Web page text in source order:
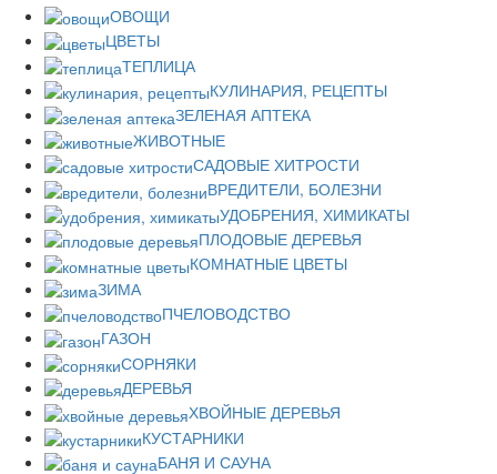
ОВОЩИ
ЦВЕТЫ
ТЕПЛИЦА
КУЛИНАРИЯ, РЕЦЕПТЫ
ЗЕЛЕНАЯ АПТЕКА
ЖИВОТНЫЕ
САДОВЫЕ ХИТРОСТИ
ВРЕДИТЕЛИ, БОЛЕЗНИ
УДОБРЕНИЯ, ХИМИКАТЫ
ПЛОДОВЫЕ ДЕРЕВЬЯ
КОМНАТНЫЕ ЦВЕТЫ
ЗИМА
ПЧЕЛОВОДСТВО
ГАЗОН
СОРНЯКИ
ДЕРЕВЬЯ
ХВОЙНЫЕ ДЕРЕВЬЯ
КУСТАРНИКИ
БАНЯ И САУНА